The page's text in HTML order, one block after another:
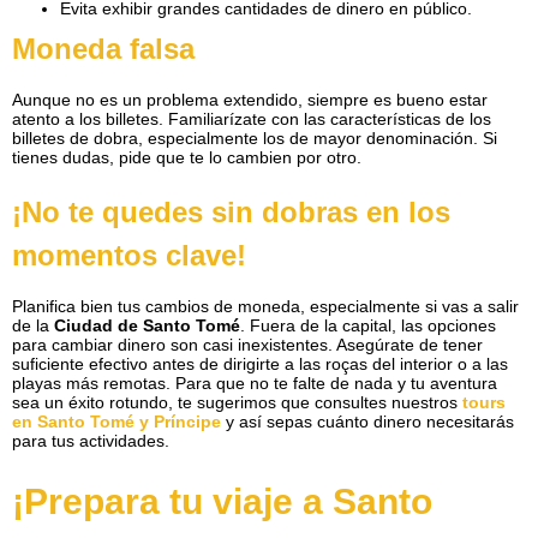
Evita exhibir grandes cantidades de dinero en público.
Moneda falsa
Aunque no es un problema extendido, siempre es bueno estar
atento a los billetes. Familiarízate con las características de los
billetes de dobra, especialmente los de mayor denominación. Si
tienes dudas, pide que te lo cambien por otro.
¡No te quedes sin dobras en los
momentos clave!
Planifica bien tus cambios de moneda, especialmente si vas a salir
de la Ciudad de Santo Tomé . Fuera de la capital, las opciones
para cambiar dinero son casi inexistentes. Asegúrate de tener
suficiente efectivo antes de dirigirte a las roças del interior o a las
playas más remotas. Para que no te falte de nada y tu aventura
sea un éxito rotundo, te sugerimos que consultes nuestros tours
en Santo Tomé y Príncipe y así sepas cuánto dinero necesitarás
para tus actividades.
¡Prepara tu viaje a Santo